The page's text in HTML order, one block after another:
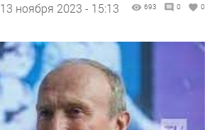
13 ноября 2023 - 15:13 693 0 0